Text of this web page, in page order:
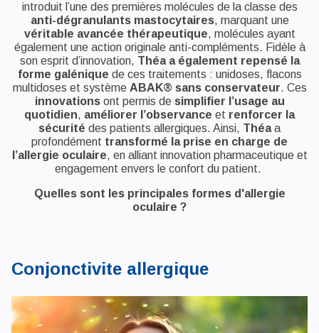
introduit l’une des premières molécules de la classe des
anti-dégranulants mastocytaires, marquant une
véritable avancée thérapeutique, molécules ayant
également une action originale anti-compléments. Fidèle à
son esprit d’innovation, Théa a également repensé la
forme galénique de ces traitements : unidoses, flacons
multidoses et système ABAK® sans conservateur. Ces
innovationsont permis de simplifier l’usage au
quotidien, améliorer l’observance et renforcer la
sécurité des patients allergiques. Ainsi, Théaa
profondément transformé la prise en charge de
l’allergie oculaire, en alliant innovation pharmaceutique et
engagement envers le confort du patient.
Quelles sont les principales formes d'allergie
oculaire ?
Conjonctivite allergique